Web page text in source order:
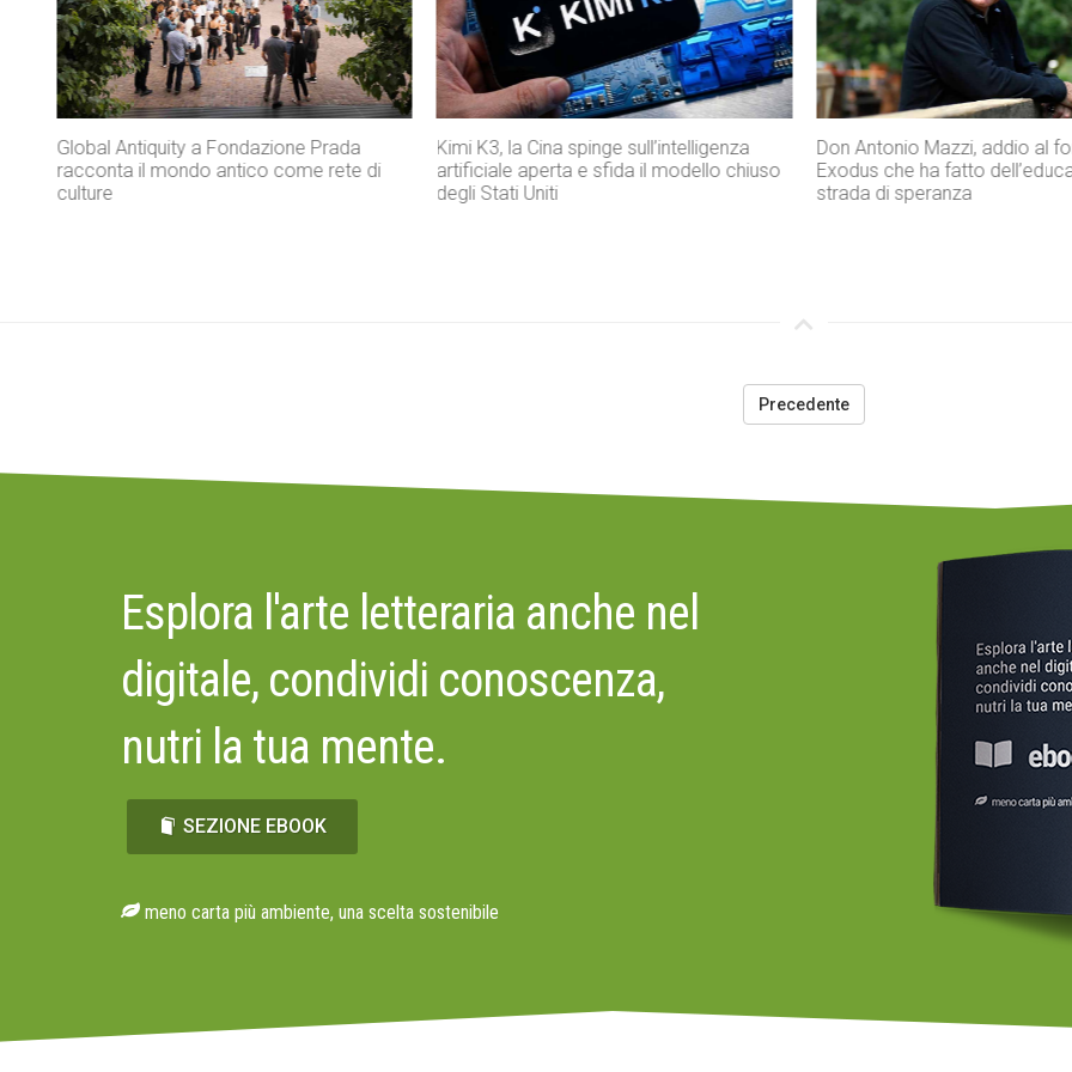
Kimi K3, la Cina spinge sull’intelligenza
artificiale aperta e sfida il modello chiuso
degli Stati Uniti
Don Antonio Mazzi, addio al fondatore di
Exodus che ha fatto dell’educazione una
strada di speranza
La memoria della strage di
una ferita aperta nella storia
Precedente
Esplora l'arte letteraria anche nel
digitale, condividi conoscenza,
nutri la tua mente.
SEZIONE EBOOK
meno carta più ambiente, una scelta sostenibile